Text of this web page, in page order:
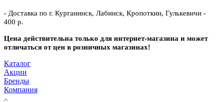
- Доставка по г. Курганинск, Лабинск, Кропоткин, Гулькевичи -
400 р.
Цена действительна только для интернет-магазина и может
отличаться от цен в розничных магазинах!
Каталог
Акции
Бренды
Компания